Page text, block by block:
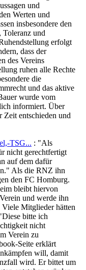
und
Werten und
insbesondere den
Toleranz und
erfolgt
dass der
des Vereins
ruhen alle Rechte
die
und das aktive
wurde vom
informiert. Über
Zeit entschieden und
TSG... : "Als
nicht gerechtfertigt
auf dem dafür
Als die RNZ ihn
den FC Homburg.
bleibt hiervon
und werde ihn
Mitglieder hätten
bitte ich
nicht
Verein zu
Seite erklärt
will, damit
wird. Er bittet um